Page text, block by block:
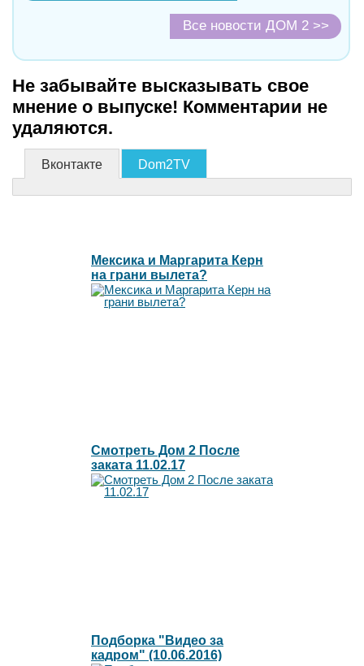
Все новости ДОМ 2 >>
Не забывайте высказывать свое
мнение о выпуске! Комментарии не
удаляются.
Вконтакте Dom2TV
Мексика и Маргарита Керн
на грани вылета?
Смотреть Дом 2 После
заката 11.02.17
Подборка "Видео за
кадром" (10.06.2016)